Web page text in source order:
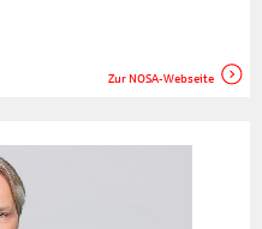
Zur NOSA-Webseite